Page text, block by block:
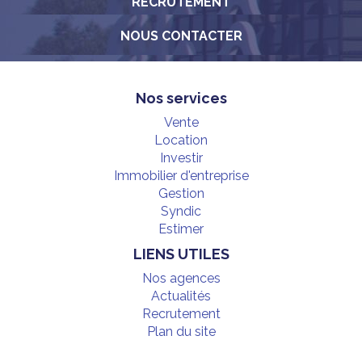
NOUS CONTACTER
Nos services
Vente
Location
Investir
Immobilier d'entreprise
Gestion
Syndic
Estimer
LIENS UTILES
Nos agences
Actualités
Recrutement
Plan du site